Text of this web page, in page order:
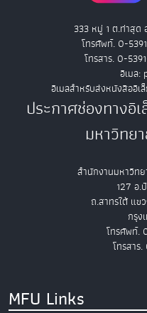
333 หมู่ 1 ต.ท่าสุด
โทรศัพท์. 0-
โทรสาร. 0-
อีเมล:
อีเมลสำหรับส่งหนังสืออิเ
ประกาศช่องทางอิ
มหาวิทย
สำนักงานมหาวิท
127 อ
ถ.สาทรใต้ แข
กรุง
โทรศัพท์.
โทรสา
MFU Links